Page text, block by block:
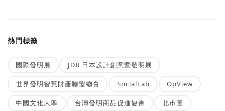
熱門標籤
國際發明展 JDIE日本設計創意暨發明展
世界發明智慧財產聯盟總會 SocialLab OpView
中國文化大學 台灣發明商品促進協會 北市圖